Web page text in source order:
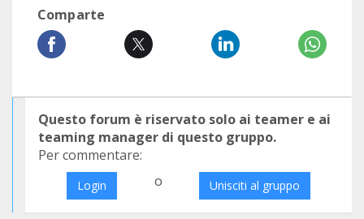
Comparte
Questo forum è riservato solo ai teamer e ai
teaming manager di questo gruppo.
Per commentare:
Login o Unisciti al gruppo